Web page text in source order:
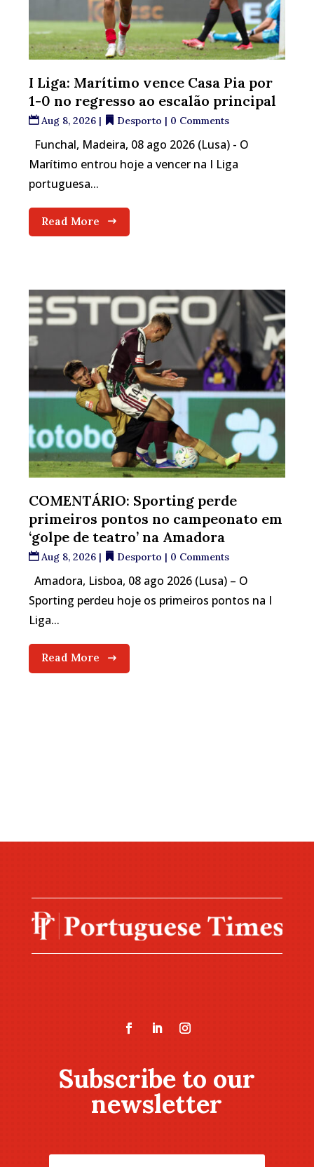
I Liga: Marítimo vence Casa Pia por
1-0 no regresso ao escalão principal
Aug 8, 2026 | Desporto | 0 Comments
Funchal, Madeira, 08 ago 2026 (Lusa) - O
Marítimo entrou hoje a vencer na I Liga
portuguesa...
Read More
COMENTÁRIO: Sporting perde
primeiros pontos no campeonato em
‘golpe de teatro’ na Amadora
Aug 8, 2026 | Desporto | 0 Comments
Amadora, Lisboa, 08 ago 2026 (Lusa) – O
Sporting perdeu hoje os primeiros pontos na I
Liga...
Read More
Subscribe to our
newsletter